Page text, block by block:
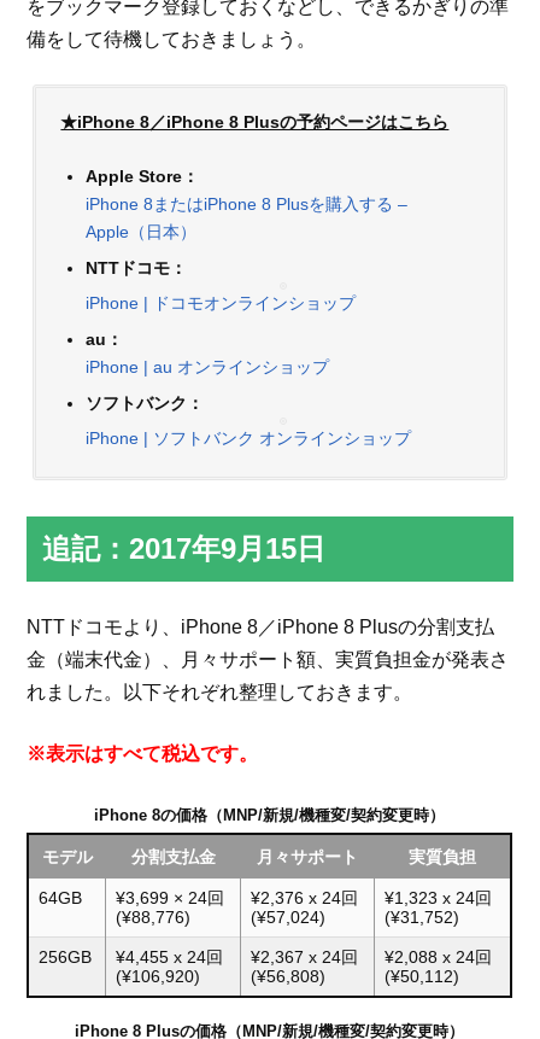
をブックマーク登録しておくなどし、できるかぎりの準
備をして待機しておきましょう。
★iPhone 8／iPhone 8 Plusの予約ページはこちら
Apple Store：
iPhone 8またはiPhone 8 Plusを購入する –
Apple（日本）
NTTドコモ：
iPhone | ドコモオンラインショップ
au：
iPhone | au オンラインショップ
ソフトバンク：
iPhone | ソフトバンク オンラインショップ
追記：2017年9月15日
NTTドコモより、iPhone 8／iPhone 8 Plusの分割支払
金（端末代金）、月々サポート額、実質負担金が発表さ
れました。以下それぞれ整理しておきます。
※表示はすべて税込です。
iPhone 8の価格（MNP/新規/機種変/契約変更時）
モデル 分割支払金 月々サポート 実質負担
64GB
¥3,699 × 24回
(¥88,776)
¥2,376 x 24回
(¥57,024)
¥1,323 x 24回
(¥31,752)
256GB
¥4,455 x 24回
(¥106,920)
¥2,367 x 24回
(¥56,808)
¥2,088 x 24回
(¥50,112)
iPhone 8 Plusの価格（MNP/新規/機種変/契約変更時）